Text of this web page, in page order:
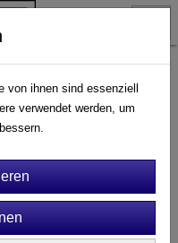
Sortierung wählen
Kunde(privat, geschäftlich
von ihnen sind essenziell
verwendet werden, um